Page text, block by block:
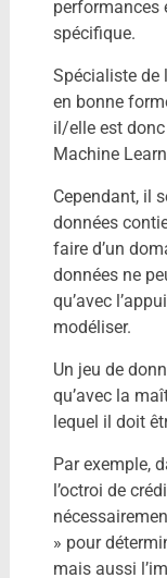
performances
spécifique.
Spécialiste de
en bonne
il/elle est
Machine
Cependant, il
données
faire d’un
données ne
qu’avec
modéliser.
Un jeu de
qu’avec la
lequel il doit
Par exemple,
l’octroi de
» pour
mais aussi